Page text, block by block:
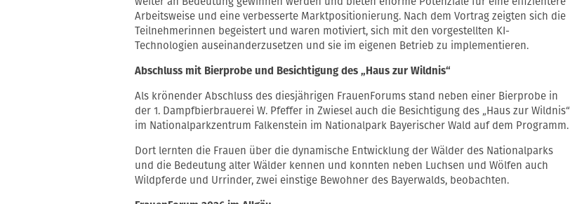
Arbeitsweise und eine verbesserte Marktpositionierung. Nach dem Vortrag zeigten sich die
Teilnehmerinnen begeistert und waren motiviert, sich mit den vorgestellten KI-
Technologien auseinanderzusetzen und sie im eigenen Betrieb zu implementieren.
Abschluss mit Bierprobe und Besichtigung des „Haus zur Wildnis“
Als krönender Abschluss des diesjährigen FrauenForums stand neben einer Bierprobe in
der 1. Dampfbierbrauerei W. Pfeffer in Zwiesel auch die Besichtigung des „Haus zur Wildnis“
im Nationalparkzentrum Falkenstein im Nationalpark Bayerischer Wald auf dem Programm.
Dort lernten die Frauen über die dynamische Entwicklung der Wälder des Nationalparks
und die Bedeutung alter Wälder kennen und konnten neben Luchsen und Wölfen auch
Wildpferde und Urrinder, zwei einstige Bewohner des Bayerwalds, beobachten.